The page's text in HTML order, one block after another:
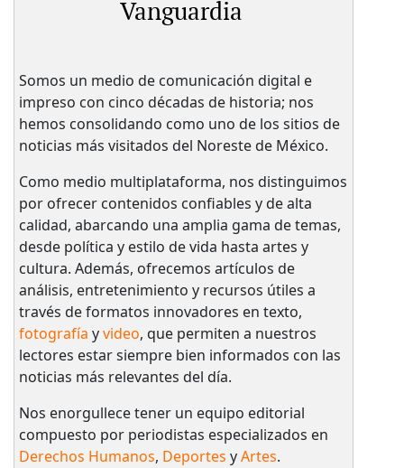
Vanguardia
Somos un medio de comunicación digital e
impreso con cinco décadas de historia; nos
hemos consolidando como uno de los sitios de
noticias más visitados del Noreste de México.
Como medio multiplataforma, nos distinguimos
por ofrecer contenidos confiables y de alta
calidad, abarcando una amplia gama de temas,
desde política y estilo de vida hasta artes y
cultura. Además, ofrecemos artículos de
análisis, entretenimiento y recursos útiles a
través de formatos innovadores en texto,
fotografía yvideo, que permiten a nuestros
lectores estar siempre bien informados con las
noticias más relevantes del día.
Nos enorgullece tener un equipo editorial
compuesto por periodistas especializados en
Derechos Humanos, Deportes yArtes.